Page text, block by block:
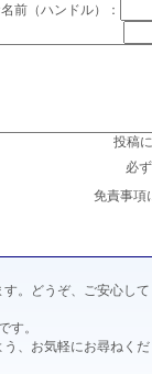
前（ハンドル）：
投稿
必ず
免責事項
。どうぞ、ご安心して
す。
、お気軽にお尋ねくだ